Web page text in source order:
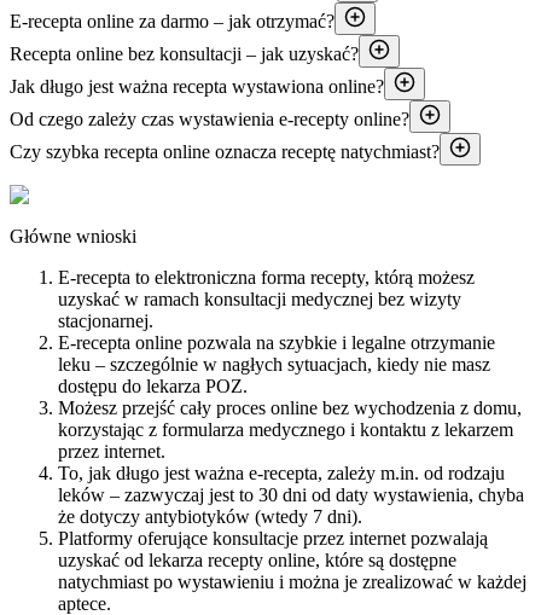
E-recepta online za darmo – jak otrzymać?
Recepta online bez konsultacji – jak uzyskać?
Jak długo jest ważna recepta wystawiona online?
Od czego zależy czas wystawienia e-recepty online?
Czy szybka recepta online oznacza receptę natychmiast?
Główne wnioski
E-recepta to elektroniczna forma recepty, którą możesz
uzyskać w ramach konsultacji medycznej bez wizyty
stacjonarnej.
E-recepta online pozwala na szybkie i legalne otrzymanie
leku – szczególnie w nagłych sytuacjach, kiedy nie masz
dostępu do lekarza POZ.
Możesz przejść cały proces online bez wychodzenia z domu,
korzystając z formularza medycznego i kontaktu z lekarzem
przez internet.
To, jak długo jest ważna e-recepta, zależy m.in. od rodzaju
leków – zazwyczaj jest to 30 dni od daty wystawienia, chyba
że dotyczy antybiotyków (wtedy 7 dni).
Platformy oferujące konsultacje przez internet pozwalają
uzyskać od lekarza recepty online, które są dostępne
natychmiast po wystawieniu i można je zrealizować w każdej
aptece.